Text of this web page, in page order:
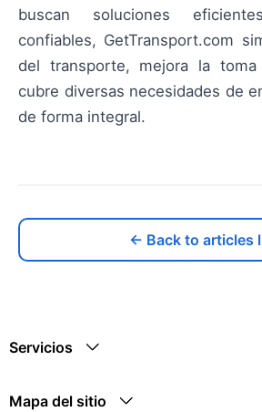
buscan soluciones
confiables, GetTransport.com
del transporte, mejora la
cubre diversas necesidades de
de forma integral.
← Back to articles
Servicios
Mapa del sitio